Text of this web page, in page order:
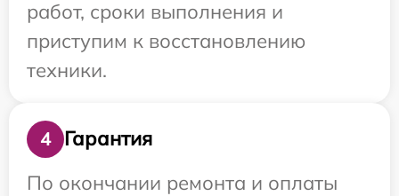
работ, сроки выполнения и
приступим к восстановлению
техники.
4
Гарантия
По окончании ремонта и оплаты